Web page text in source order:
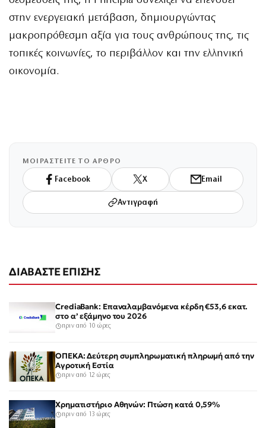
στην ενεργειακή μετάβαση, δημιουργώντας
μακροπρόθεσμη αξία για τους ανθρώπους της, τις
τοπικές κοινωνίες, το περιβάλλον και την ελληνική
οικονομία.
ΜΟΙΡΑΣΤΕΙΤΕ ΤΟ ΑΡΘΡΟ
Facebook X Email
Αντιγραφή
ΔΙΑΒΑΣΤΕ ΕΠΙΣΗΣ
CrediaBank: Επαναλαμβανόμενα κέρδη €53,6 εκατ.
στο α’ εξάμηνο του 2026
πριν από 10 ώρες
ΟΠΕΚΑ: Δεύτερη συμπληρωματική πληρωμή από την
Αγροτική Εστία
πριν από 12 ώρες
Χρηματιστήριο Αθηνών: Πτώση κατά 0,59%
πριν από 13 ώρες